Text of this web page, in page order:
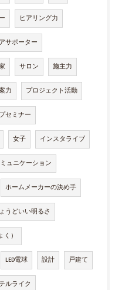
ヒアリング力
サポーター
サロン 施主力
力 プロジェクト活動
セミナー
女子 インスタライブ
ュニケーション
ホームメーカーの決め手
うどいい明るさ
）
LED電球 設計 戸建て
ルライク